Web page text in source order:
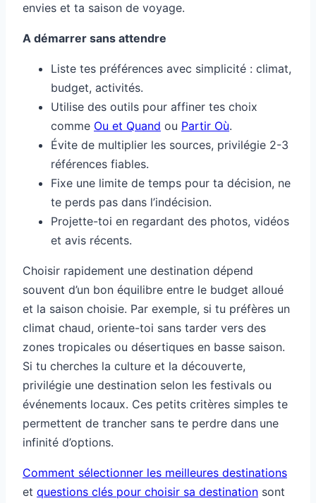
envies et ta saison de voyage.
A démarrer sans attendre
Liste tes préférences avec simplicité : climat,
budget, activités.
Utilise des outils pour affiner tes choix
comme Ou et Quand ou Partir Où.
Évite de multiplier les sources, privilégie 2-3
références fiables.
Fixe une limite de temps pour ta décision, ne
te perds pas dans l’indécision.
Projette-toi en regardant des photos, vidéos
et avis récents.
Choisir rapidement une destination dépend
souvent d’un bon équilibre entre le budget alloué
et la saison choisie. Par exemple, si tu préfères un
climat chaud, oriente-toi sans tarder vers des
zones tropicales ou désertiques en basse saison.
Si tu cherches la culture et la découverte,
privilégie une destination selon les festivals ou
événements locaux. Ces petits critères simples te
permettent de trancher sans te perdre dans une
infinité d’options.
Comment sélectionner les meilleures destinations
et questions clés pour choisir sa destination sont